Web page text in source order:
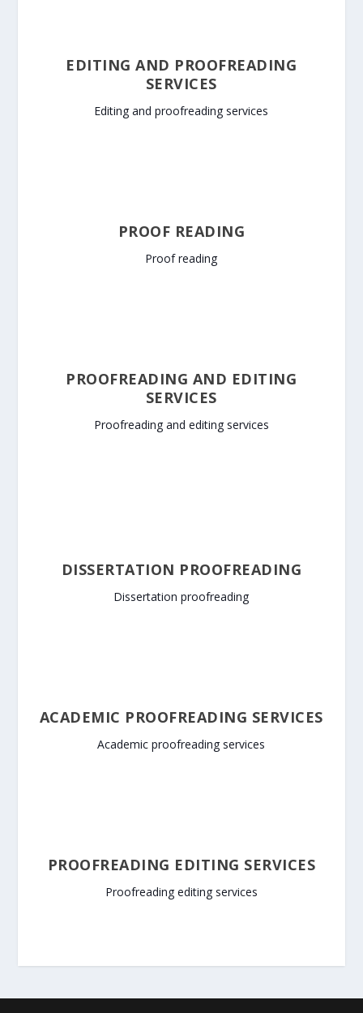
EDITING AND PROOFREADING
SERVICES
Editing and proofreading services
PROOF READING
Proof reading
PROOFREADING AND EDITING
SERVICES
Proofreading and editing services
DISSERTATION PROOFREADING
Dissertation proofreading
ACADEMIC PROOFREADING SERVICES
Academic proofreading services
PROOFREADING EDITING SERVICES
Proofreading editing services